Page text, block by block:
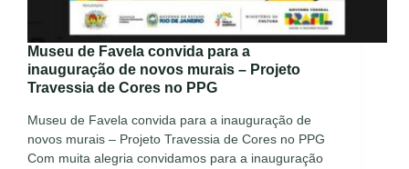
Museu de Favela convida para a
inauguração de novos murais – Projeto
Travessia de Cores no PPG
Museu de Favela convida para a inauguração de
novos murais – Projeto Travessia de Cores no PPG
Com muita alegria convidamos para a inauguração